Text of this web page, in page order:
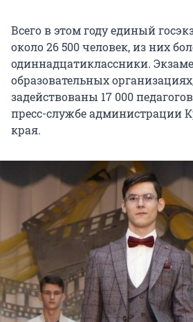
Всего в этом году единый
около 26 500 человек, из них
одиннадцатиклассники.
образовательных
задействованы 17 000
пресс-службе администрации
края.